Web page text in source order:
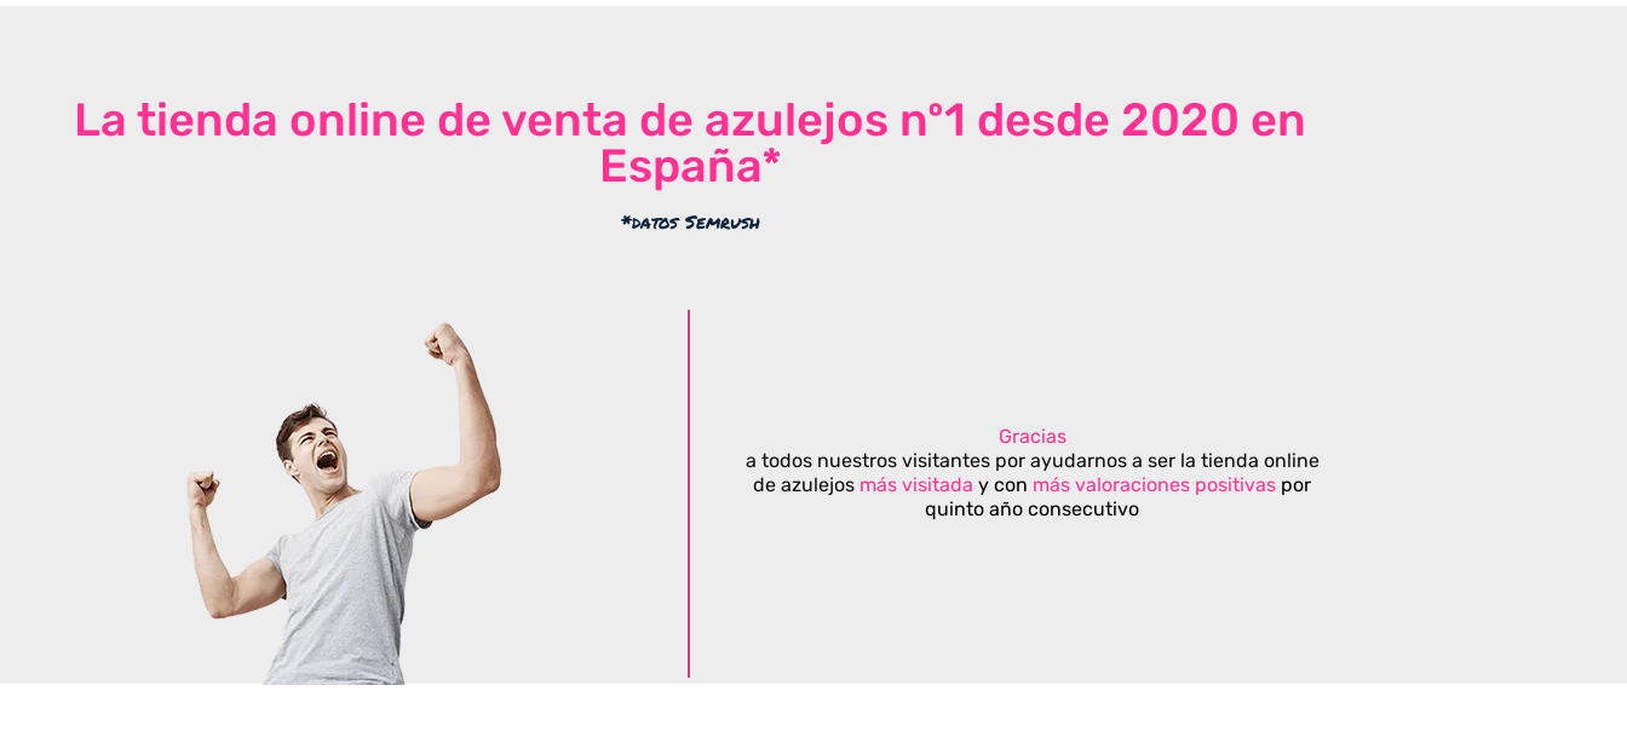
La tienda online de venta de azulejos nº1 desde 2020 en
España*
*datos Semrush
Gracias
a todos nuestros visitantes por ayudarnos a ser la tienda online
de azulejos más visitada y con más valoraciones positivas por
quinto año consecutivo